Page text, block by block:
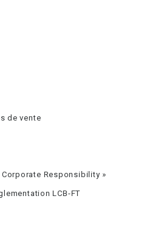
de vente
Responsibility »
LCB-FT